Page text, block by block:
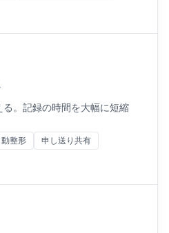
。記録の時間を大幅に短縮
整形
申し送り共有